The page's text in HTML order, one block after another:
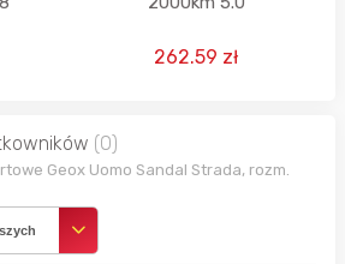
262.59 zł
(0)
Geox Uomo Sandal Strada, rozm.